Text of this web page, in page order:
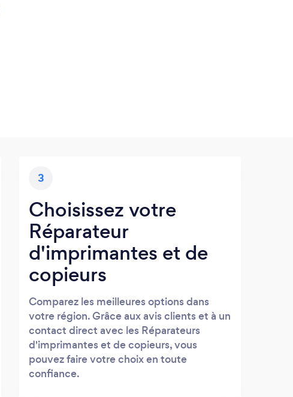
3
Choisissez votre
Réparateur
d'imprimantes et de
copieurs
Comparez les meilleures options dans
votre région. Grâce aux avis clients et à un
contact direct avec les Réparateurs
d'imprimantes et de copieurs, vous
pouvez faire votre choix en toute
confiance.